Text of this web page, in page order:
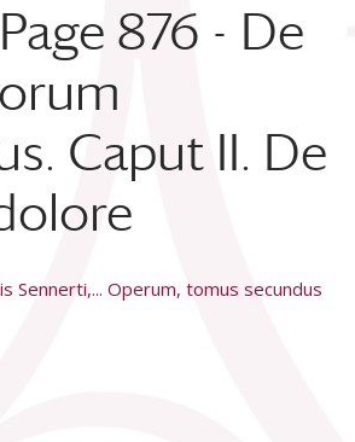
876 - De
Caput II. De
Sennerti,... Operum, tomus secundus